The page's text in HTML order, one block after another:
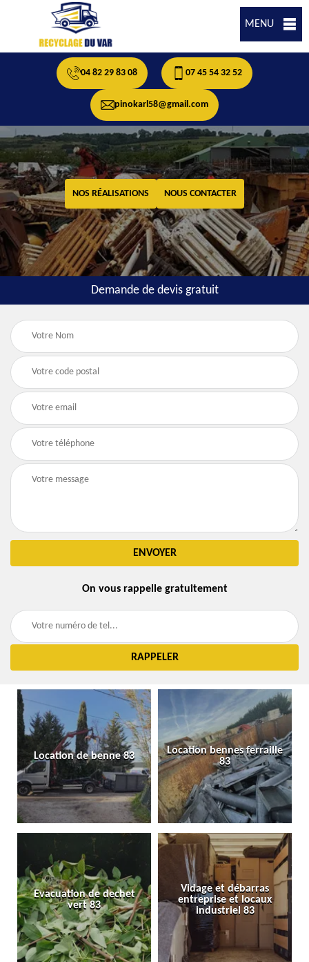
MENU
04 82 29 83 08 07 45 54 32 52
pinokarl58@gmail.com
NOS RÉALISATIONS NOUS CONTACTER
Demande de devis gratuit
On vous rappelle gratuitement
Location de benne 83
Location bennes ferraille
83
Evacuation de dechet
vert 83
Vidage et débarras
entreprise et locaux
industriel 83